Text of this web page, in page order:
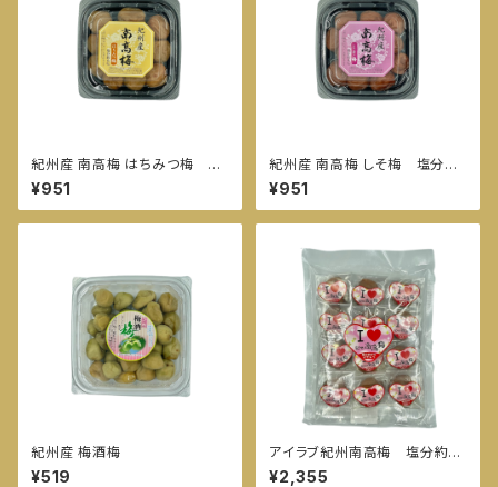
紀州産 南高梅 はちみつ梅 塩
分約８％
¥951
紀州産 南高梅 しそ梅 塩分約
８％
¥951
紀州産 梅酒梅
¥519
アイラブ紀州南高梅 塩分約
３％ はちみつ
¥2,355